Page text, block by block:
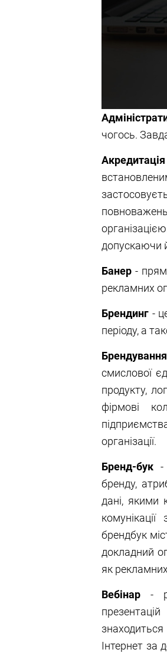
чогось.
Акредитація
допускаючи
Банер -
рекламних
Брендинг -
періоду, а
Брендування
смислової
продукту,
фірмові
організації.
Бренд-бук -
бренду,
дані, якими
брендбук
докладний
як
Вебінар -
Інтернет за